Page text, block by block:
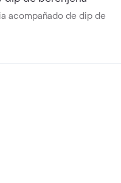
acompañado de dip de